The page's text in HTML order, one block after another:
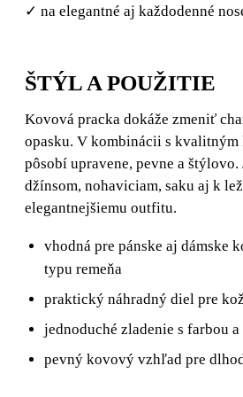
✓ na elegantné aj každodenné
ŠTÝL A POUŽITIE
Kovová pracka dokáže zmeniť
opasku. V kombinácii s kvalitným
pôsobí upravene, pevne a štýlovo.
džínsom, nohaviciam, saku aj k
elegantnejšiemu outfitu.
vhodná pre pánske aj dámske
typu remeňa
praktický náhradný diel pre
jednoduché zladenie s farbou
pevný kovový vzhľad pre